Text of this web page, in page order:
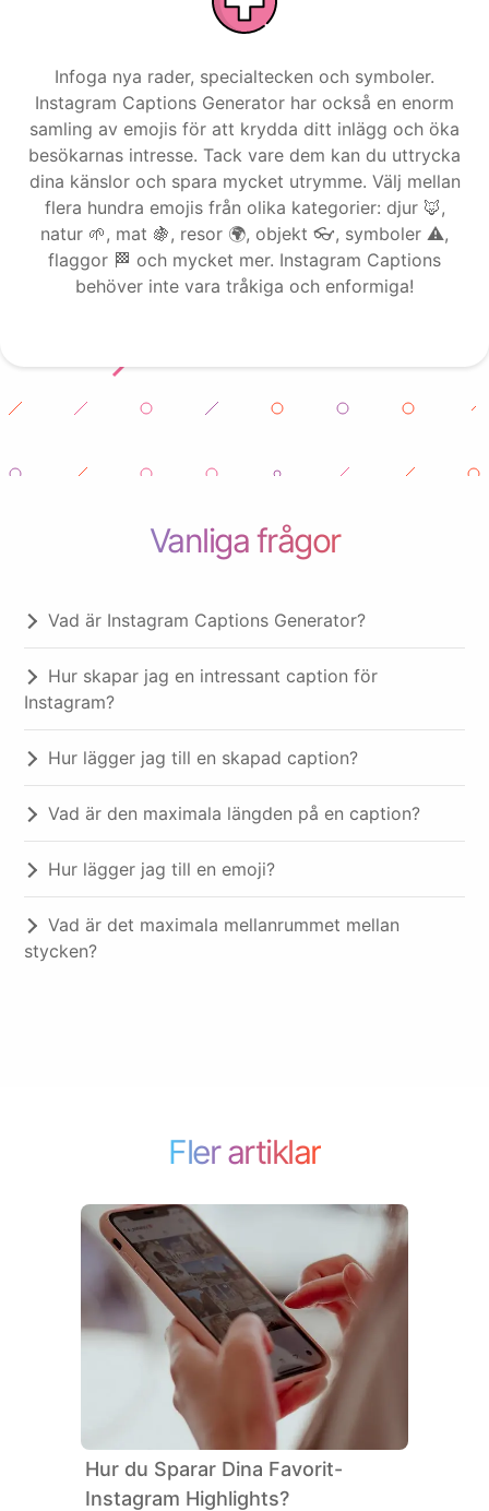
Activities
Infoga nya rader, specialtecken och symboler.
Instagram Captions Generator har också en enorm
samling av emojis för att krydda ditt inlägg och öka
besökarnas intresse. Tack vare dem kan du uttrycka
dina känslor och spara mycket utrymme. Välj mellan
flera hundra emojis från olika kategorier: djur 🦊,
natur 🌱, mat 🍇, resor 🌍, objekt 👓, symboler ⚠️,
flaggor 🏁 och mycket mer. Instagram Captions
behöver inte vara tråkiga och enformiga!
Vanliga frågor
Vad är Instagram Captions Generator?
Hur skapar jag en intressant caption för
Instagram?
Hur lägger jag till en skapad caption?
Vad är den maximala längden på en caption?
Hur lägger jag till en emoji?
Vad är det maximala mellanrummet mellan
stycken?
Fler artiklar
Hur du Sparar Dina Favorit-
Instagram Highlights?